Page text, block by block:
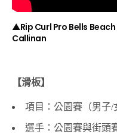
▲Rip Curl Pro Bells
Callinan
【滑板】
項目：公園賽（男子/
選手：公園賽與街頭